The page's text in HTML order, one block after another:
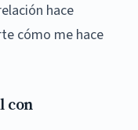
hace
cómo me hace
con